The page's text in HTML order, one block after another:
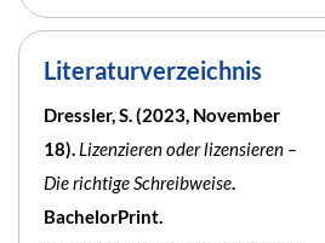
Literaturverzeichnis
Dressler, S. (2023, November
18). Lizenzieren oder lizensieren –
Die richtige Schreibweise.
BachelorPrint.